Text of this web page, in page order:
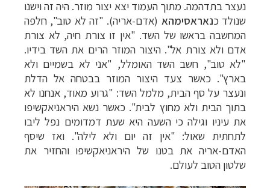
נעצר בתדהמה. מתוך העמוד יצא יצור מוזר. היה זה וישנו
שנולד כנאראסימהא (אדם-אריה). "זה לא טוב", חלפה
המחשבה בראשו של השד. "אין זו צורת חיה, לא צורת
אדם ולא צורת אל". היצור המוזר הרים את השד בידיו.
"לא טוב", חשב השד האומלל, "אני לא בשמיים ולא
בארץ". כאשר צעד היצור המוזר בבטחה אל הדלת
ונעצר על סף הבית, מלמל השד: "גרוע מאוד, אנחנו לא
בתוך הבית ולא מחוץ לבית". כאשר נשא היראניאקשיפו
את עיניו וגילה כי השעה היא שעת דמדומים נפל ליבו
לתחתית שאול: "אין זה יום ולא לילה". ואז שיסף
האדם-אריה את בטנו של היראניאקשיפו והחזיר את
שלטון הטוב לעולם.